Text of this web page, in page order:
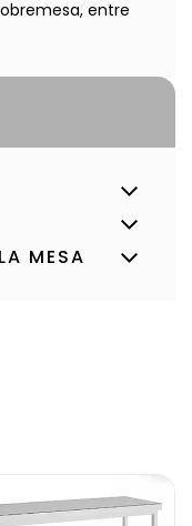
entre
MESA